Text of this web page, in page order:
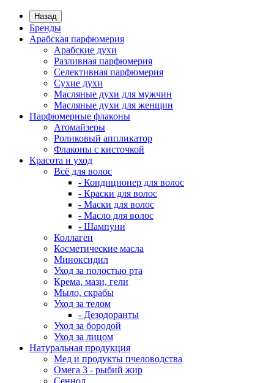
Назад
Бренды
Арабская парфюмерия
Арабские духи
Разливная парфюмерия
Селективная парфюмерия
Сухие духи
Масляные духи для мужчин
Масляные духи для женщин
Парфюмерные флаконы
Атомайзеры
Роликовый аппликатор
Флаконы с кисточкой
Красота и уход
Всё для волос
- Кондиционер для волос
- Краски для волос
- Маски для волос
- Масло для волос
- Шампуни
Коллаген
Косметические масла
Миноксидил
Уход за полостью рта
Крема, мази, гели
Мыло, скрабы
Уход за телом
- Дезодоранты
Уход за бородой
Уход за лицом
Натуральная продукция
Мед и продукты пчеловодства
Омега 3 - рыбий жир
Сеннол